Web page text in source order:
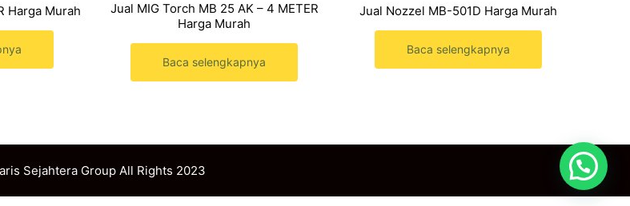
Harga Murah
Jual MIG Torch MB 25 AK – 4 METER
Harga Murah
Baca selengkapnya
Jual Nozzel MB-501D Harga Murah
Baca selengkapnya
Sejahtera Group All Rights 2023